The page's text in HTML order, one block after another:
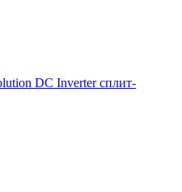
DC Inverter сплит-